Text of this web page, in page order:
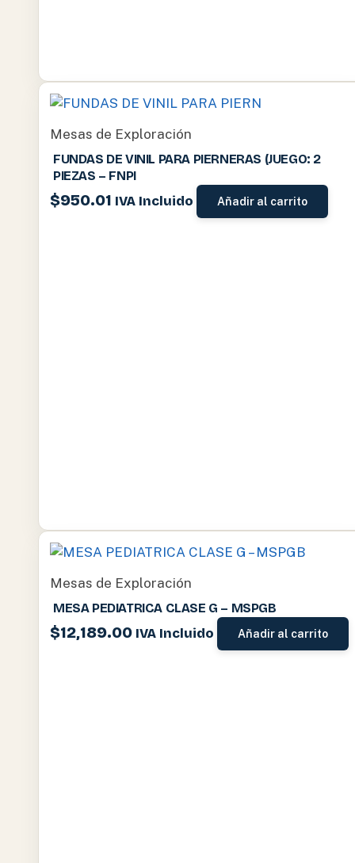
Mesas de Exploración
FUNDAS DE VINIL PARA PIERNERAS (JUEGO: 2
PIEZAS – FNPI
$950.01 IVA Incluido Añadir al carrito
Mesas de Exploración
MESA PEDIATRICA CLASE G – MSPGB
$12,189.00 IVA Incluido Añadir al carrito